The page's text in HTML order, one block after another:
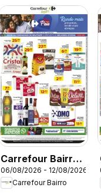
Carrefour Bairro -
Ofertas da
semana
06/08/2026 - 12/08/2026
Carrefour Bairro